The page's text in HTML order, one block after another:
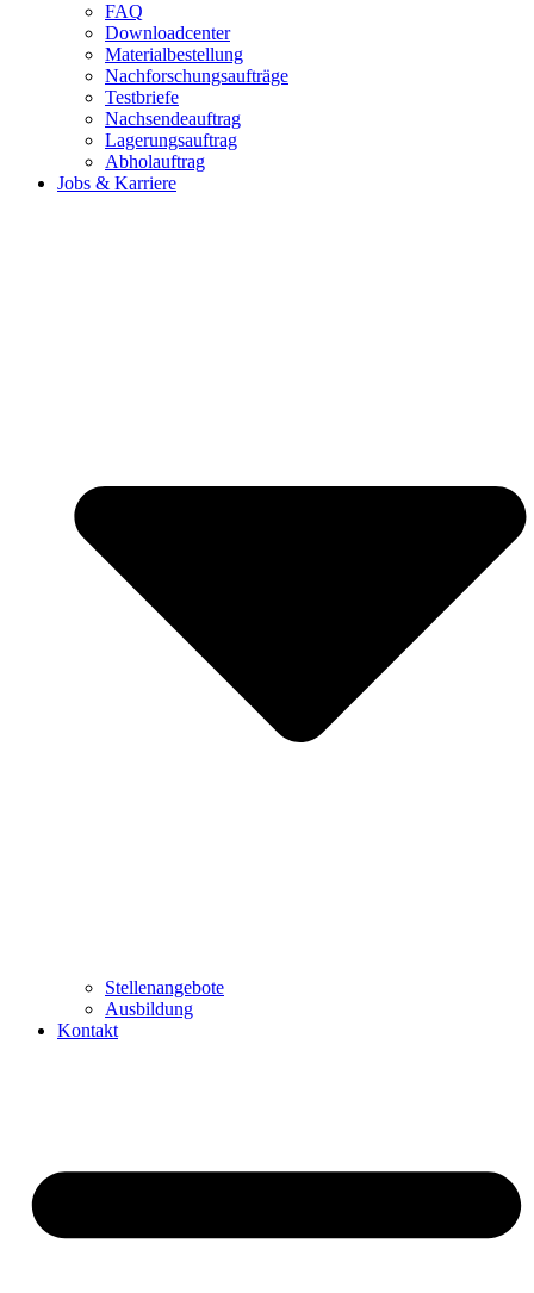
FAQ
Downloadcenter
Materialbestellung
Nachforschungsaufträge
Testbriefe
Nachsendeauftrag
Lagerungsauftrag
Abholauftrag
Jobs & Karriere
Stellenangebote
Ausbildung
Kontakt